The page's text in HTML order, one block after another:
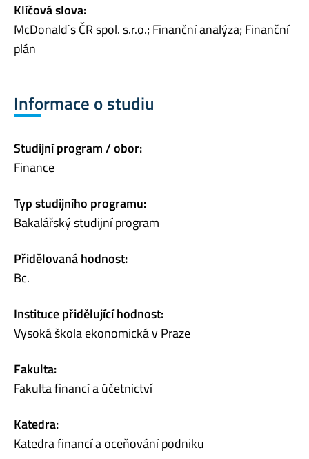
Klíčová slova:
McDonald`s ČR spol. s.r.o.; Finanční analýza; Finanční
plán
Informace o studiu
Studijní program / obor:
Finance
Typ studijního programu:
Bakalářský studijní program
Přidělovaná hodnost:
Bc.
Instituce přidělující hodnost:
Vysoká škola ekonomická v Praze
Fakulta:
Fakulta financí a účetnictví
Katedra:
Katedra financí a oceňování podniku